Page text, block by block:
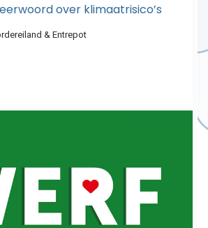
over klimaatrisico’s
& Entrepot